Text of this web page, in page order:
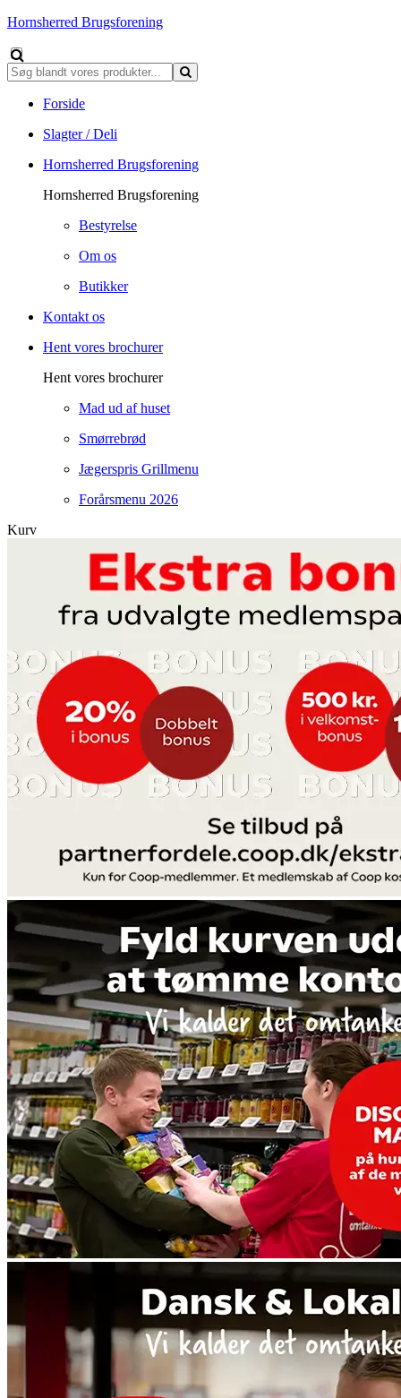
Hornsherred Brugsforening
Forside
Slagter / Deli
Hornsherred Brugsforening
Hornsherred Brugsforening
Bestyrelse
Om os
Butikker
Kontakt os
Hent vores brochurer
Hent vores brochurer
Mad ud af huset
Smørrebrød
Jægerspris Grillmenu
Forårsmenu 2026
Kurv